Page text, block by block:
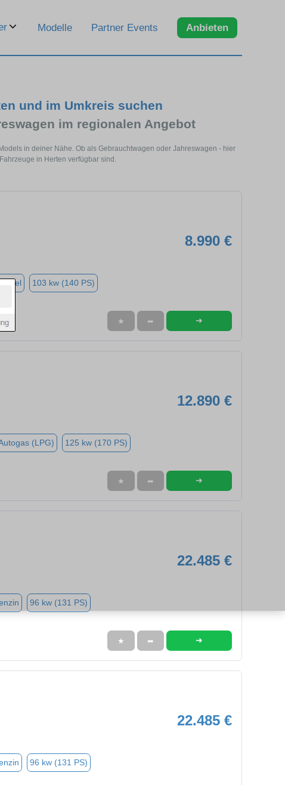
Modelle Partner Events Anbieten
und im Umkreis suchen
im regionalen Angebot
in deiner Nähe. Ob als Gebrauchtwagen oder Jahreswagen - hier
in Herten verfügbar sind.
8.990 €
Diesel 103 kw (140 PS)
★ ➦ ➜
12.890 €
(LPG) 125 kw (170 PS)
★ ➦ ➜
22.485 €
96 kw (131 PS)
★ ➦ ➜
22.485 €
96 kw (131 PS)